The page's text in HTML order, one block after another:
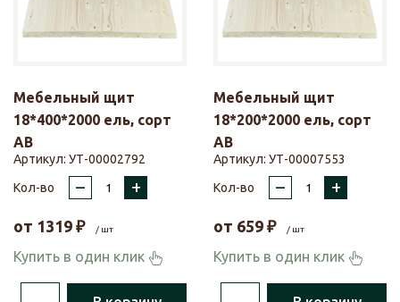
Мебельный щит
18*400*2000 ель, сорт
АВ
Артикул: УТ-00002792
Кол-во
– +
от 1319 ₽ / шт
Купить в один клик
Мебельный щит
18*200*2000 ель, сорт
АВ
Артикул: УТ-00007553
Кол-во
– +
от 659 ₽ / шт
Купить в один клик